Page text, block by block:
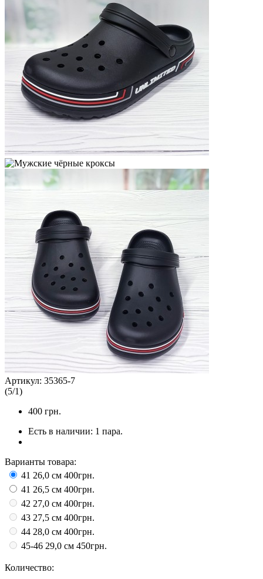
Артикул: 35365-7
(5/1)
400 грн.
Есть в наличии: 1 пара.
Варианты товара:
41 26,0 см 400грн.
41 26,5 см 400грн.
42 27,0 см 400грн.
43 27,5 см 400грн.
44 28,0 см 400грн.
45-46 29,0 см 450грн.
Количество: